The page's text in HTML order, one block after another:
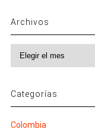
Archivos
Categorías
Colombia